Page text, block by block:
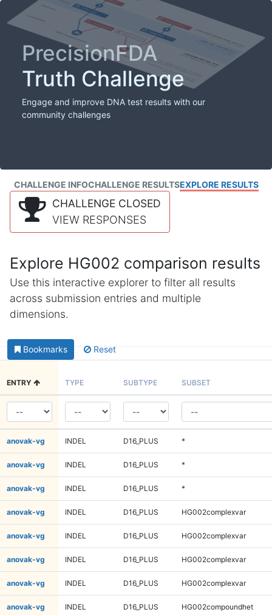
PrecisionFDA
Truth Challenge
Engage and improve DNA test results with our
community challenges
CHALLENGE INFOCHALLENGE RESULTSEXPLORE RESULTS
CHALLENGE CLOSED
VIEW RESPONSES
Explore HG002 comparison results
Use this interactive explorer to filter all results
across submission entries and multiple
dimensions.
Bookmarks Reset
ENTRY TYPE SUBTYPE SUBSET
anovak-vg INDEL D16_PLUS *
anovak-vg INDEL D16_PLUS *
anovak-vg INDEL D16_PLUS *
anovak-vg INDEL D16_PLUS HG002complexvar
anovak-vg INDEL D16_PLUS HG002complexvar
anovak-vg INDEL D16_PLUS HG002complexvar
anovak-vg INDEL D16_PLUS HG002complexvar
anovak-vg INDEL D16_PLUS HG002compoundhet